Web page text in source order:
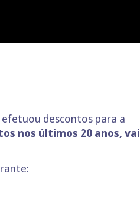
descontos para a
nos últimos 20 anos, vai